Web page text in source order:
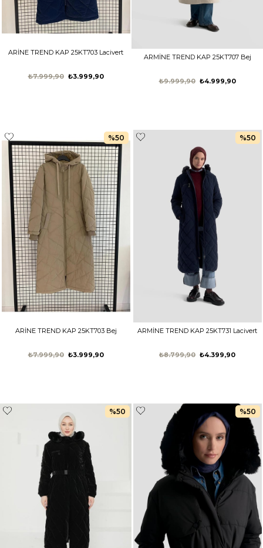
ARİNE TREND KAP 25KT703 Lacivert
₺3.999,90
₺7.999,90
ARMİNE TREND KAP 25KT707 Bej
₺4.999,90
₺9.999,90
ARİNE TREND KAP 25KT703 Bej
₺3.999,90
₺7.999,90
%50
ARMİNE TREND KAP 25KT731 Lacivert
₺4.399,90
₺8.799,90
%50
%50 %50